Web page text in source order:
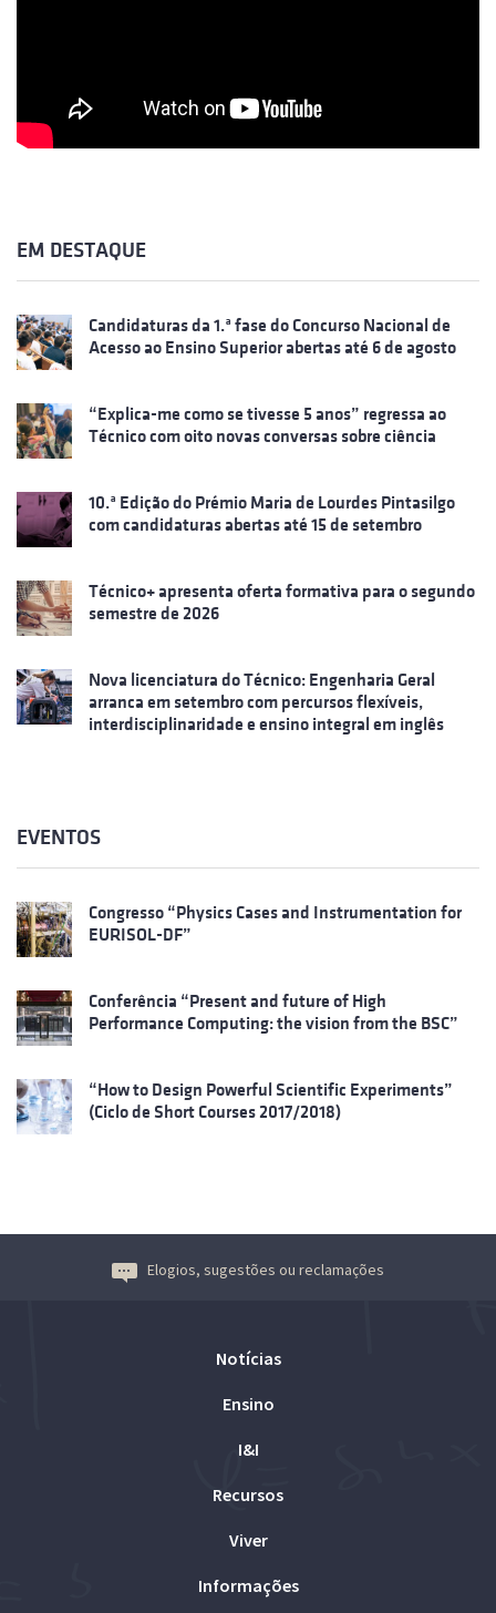
EM DESTAQUE
Candidaturas da 1.ª fase do Concurso Nacional de
Acesso ao Ensino Superior abertas até 6 de agosto
“Explica-me como se tivesse 5 anos” regressa ao
Técnico com oito novas conversas sobre ciência
10.ª Edição do Prémio Maria de Lourdes Pintasilgo
com candidaturas abertas até 15 de setembro
Técnico+ apresenta oferta formativa para o segundo
semestre de 2026
Nova licenciatura do Técnico: Engenharia Geral
arranca em setembro com percursos flexíveis,
interdisciplinaridade e ensino integral em inglês
EVENTOS
Congresso “Physics Cases and Instrumentation for
EURISOL-DF”
Conferência “Present and future of High
Performance Computing: the vision from the BSC”
“How to Design Powerful Scientific Experiments”
(Ciclo de Short Courses 2017/2018)
Elogios, sugestões ou reclamações
Notícias
Ensino
I&I
Recursos
Viver
Informações